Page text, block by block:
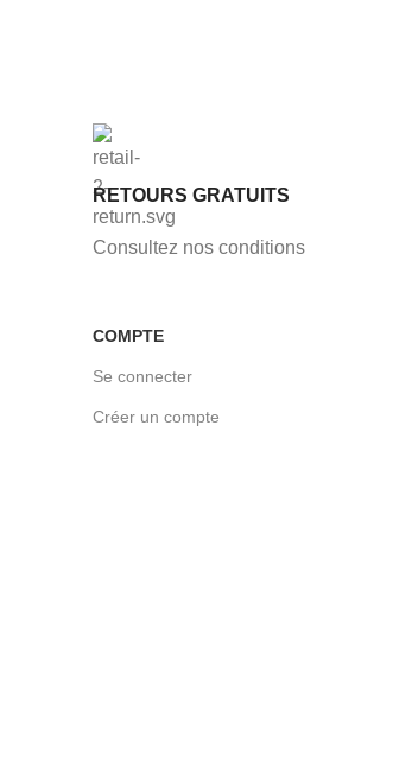
RETOURS GRATUITS
Consultez nos conditions
COMPTE
Se connecter
Créer un compte